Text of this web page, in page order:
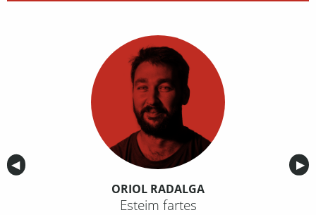
Anterior
◀︎ ▶︎
ORIOL RADALGA
Esteim fartes